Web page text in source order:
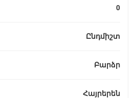
0
Ընդմիշտ
Բարձր
Հայրերեն